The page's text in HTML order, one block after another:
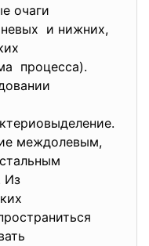
очаги
и нижних,
процесса).
междолевым,
Из